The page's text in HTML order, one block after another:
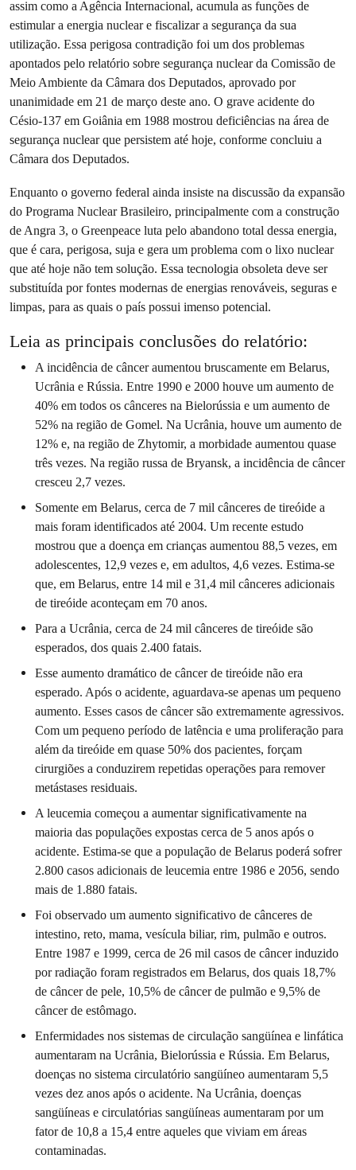
assim como a Agência Internacional, acumula as funções de
estimular a energia nuclear e fiscalizar a segurança da sua
utilização. Essa perigosa contradição foi um dos problemas
apontados pelo relatório sobre segurança nuclear da Comissão de
Meio Ambiente da Câmara dos Deputados, aprovado por
unanimidade em 21 de março deste ano. O grave acidente do
Césio-137 em Goiânia em 1988 mostrou deficiências na área de
segurança nuclear que persistem até hoje, conforme concluiu a
Câmara dos Deputados.
Enquanto o governo federal ainda insiste na discussão da expansão
do Programa Nuclear Brasileiro, principalmente com a construção
de Angra 3, o Greenpeace luta pelo abandono total dessa energia,
que é cara, perigosa, suja e gera um problema com o lixo nuclear
que até hoje não tem solução. Essa tecnologia obsoleta deve ser
substituída por fontes modernas de energias renováveis, seguras e
limpas, para as quais o país possui imenso potencial.
Leia as principais conclusões do relatório:
A incidência de câncer aumentou bruscamente em Belarus,
Ucrânia e Rússia. Entre 1990 e 2000 houve um aumento de
40% em todos os cânceres na Bielorússia e um aumento de
52% na região de Gomel. Na Ucrânia, houve um aumento de
12% e, na região de Zhytomir, a morbidade aumentou quase
três vezes. Na região russa de Bryansk, a incidência de câncer
cresceu 2,7 vezes.
Somente em Belarus, cerca de 7 mil cânceres de tireóide a
mais foram identificados até 2004. Um recente estudo
mostrou que a doença em crianças aumentou 88,5 vezes, em
adolescentes, 12,9 vezes e, em adultos, 4,6 vezes. Estima-se
que, em Belarus, entre 14 mil e 31,4 mil cânceres adicionais
de tireóide aconteçam em 70 anos.
Para a Ucrânia, cerca de 24 mil cânceres de tireóide são
esperados, dos quais 2.400 fatais.
Esse aumento dramático de câncer de tireóide não era
esperado. Após o acidente, aguardava-se apenas um pequeno
aumento. Esses casos de câncer são extremamente agressivos.
Com um pequeno período de latência e uma proliferação para
além da tireóide em quase 50% dos pacientes, forçam
cirurgiões a conduzirem repetidas operações para remover
metástases residuais.
A leucemia começou a aumentar significativamente na
maioria das populações expostas cerca de 5 anos após o
acidente. Estima-se que a população de Belarus poderá sofrer
2.800 casos adicionais de leucemia entre 1986 e 2056, sendo
mais de 1.880 fatais.
Foi observado um aumento significativo de cânceres de
intestino, reto, mama, vesícula biliar, rim, pulmão e outros.
Entre 1987 e 1999, cerca de 26 mil casos de câncer induzido
por radiação foram registrados em Belarus, dos quais 18,7%
de câncer de pele, 10,5% de câncer de pulmão e 9,5% de
câncer de estômago.
Enfermidades nos sistemas de circulação sangüínea e linfática
aumentaram na Ucrânia, Bielorússia e Rússia. Em Belarus,
doenças no sistema circulatório sangüíneo aumentaram 5,5
vezes dez anos após o acidente. Na Ucrânia, doenças
sangüíneas e circulatórias sangüíneas aumentaram por um
fator de 10,8 a 15,4 entre aqueles que viviam em áreas
contaminadas.